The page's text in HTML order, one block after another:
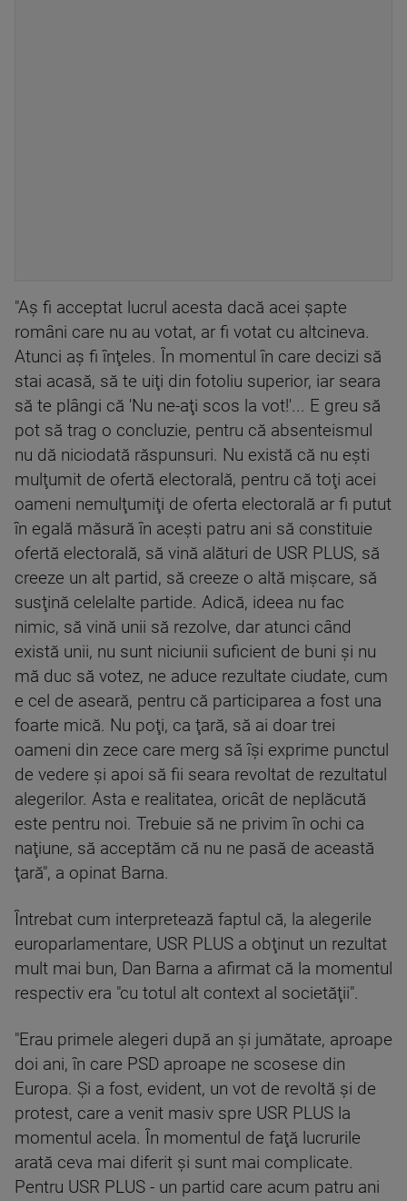
"Aş fi acceptat lucrul acesta dacă acei şapte
români care nu au votat, ar fi votat cu altcineva.
Atunci aş fi înţeles. În momentul în care decizi să
stai acasă, să te uiţi din fotoliu superior, iar seara
să te plângi că 'Nu ne-aţi scos la vot!'... E greu să
pot să trag o concluzie, pentru că absenteismul
nu dă niciodată răspunsuri. Nu există că nu eşti
mulţumit de ofertă electorală, pentru că toţi acei
oameni nemulţumiţi de oferta electorală ar fi putut
în egală măsură în aceşti patru ani să constituie
ofertă electorală, să vină alături de USR PLUS, să
creeze un alt partid, să creeze o altă mişcare, să
susţină celelalte partide. Adică, ideea nu fac
nimic, să vină unii să rezolve, dar atunci când
există unii, nu sunt niciunii suficient de buni şi nu
mă duc să votez, ne aduce rezultate ciudate, cum
e cel de aseară, pentru că participarea a fost una
foarte mică. Nu poţi, ca ţară, să ai doar trei
oameni din zece care merg să îşi exprime punctul
de vedere şi apoi să fii seara revoltat de rezultatul
alegerilor. Asta e realitatea, oricât de neplăcută
este pentru noi. Trebuie să ne privim în ochi ca
naţiune, să acceptăm că nu ne pasă de această
ţară", a opinat Barna.
Întrebat cum interpretează faptul că, la alegerile
europarlamentare, USR PLUS a obţinut un rezultat
mult mai bun, Dan Barna a afirmat că la momentul
respectiv era "cu totul alt context al societăţii".
"Erau primele alegeri după an şi jumătate, aproape
doi ani, în care PSD aproape ne scosese din
Europa. Şi a fost, evident, un vot de revoltă şi de
protest, care a venit masiv spre USR PLUS la
momentul acela. În momentul de faţă lucrurile
arată ceva mai diferit şi sunt mai complicate.
Pentru USR PLUS - un partid care acum patru ani